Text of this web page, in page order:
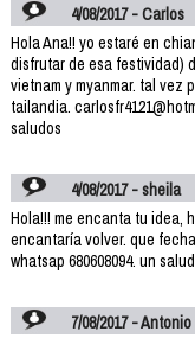
4/08/2017 - Carlos
Hola Ana!! yo estaré en
disfrutar de esa festividad)
vietnam y myanmar. tal vez
tailandia.
saludos
4/08/2017 - sheila
Hola!!! me encanta tu idea,
encantaría volver. que
whatsap 680608094. un
7/08/2017 - Antonio